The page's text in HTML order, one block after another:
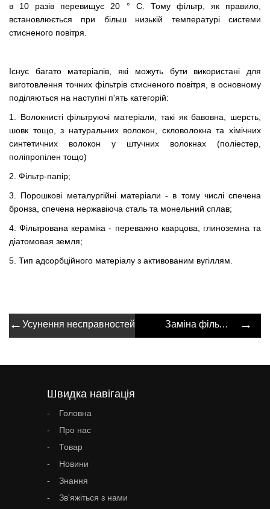
в 10 разів перевищує 20 ° C. Тому фільтр, як правило,
встановлюється при більш низькій температурі системи
стисненого повітря.
Існує багато матеріалів, які можуть бути використані для
виготовлення точних фільтрів стисненого повітря, в основному
поділяються на наступні п'ять категорій:
1. Волокнисті фільтруючі матеріали, такі як бавовна, шерсть,
шовк тощо, з натуральних волокон, скловолокна та хімічних
синтетичних волокон у штучних волокнах (поліестер,
поліпропілен тощо)
2. Фільтр-папір;
3. Порошкові металургійні матеріали - в тому числі спечена
бронза, спечена нержавіюча сталь та монельний сплав;
4. Фільтрована кераміка - переважно кварцова, глиноземна та
діатомовая земля;
5. Тип адсорбційного матеріалу з активованим вугіллям.
← Усунення несправностей масляного фільтраЗаміна фільтруючий елемента Нафтогазорозподільників →
Швидка навігація
Головна
Про нас
Товар
Новини
Знання
Зв'яжіться з нами